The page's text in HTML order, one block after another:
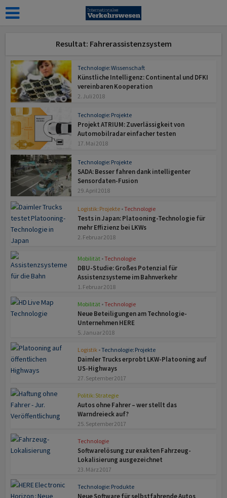
Resultat: Fahrerassistenzsystem
Technologie: Wissenschaft
Künstliche Intelligenz: Continental und DFKI
vereinbaren Kooperation
2. Juli 2018
Technologie: Projekte
Projekt ATRIUM: Zuverlässigkeit von
Automobilradar einfacher testen
17. Mai 2018
Technologie: Projekte
SADA: Besser fahren dank intelligenter
Sensordaten-Fusion
29. April 2018
Logistik: Projekte •Technologie
Tests in Japan: Platooning-Technologie für
mehr Effizienz bei LKWs
2. Februar 2018
Mobilität •Technologie
DBU-Studie: Großes Potenzial für
Assistenzsysteme im Bahnverkehr
1. Februar 2018
Mobilität •Technologie
Neue Beteiligungen am Technologie-
Unternehmen HERE
5. Januar 2018
Logistik •Technologie: Projekte
Daimler Trucks erprobt LKW-Platooning auf
US-Highways
27. September 2017
Politik: Strategie
Autos ohne Fahrer – wer stellt das
Warndreieck auf?
25. September 2017
Technologie
Softwarelösung zur exakten Fahrzeug-
Lokalisierung ausgezeichnet
23. März 2017
Technologie: Produkte